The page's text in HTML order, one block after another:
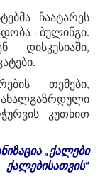
ჩაატარეს
- ბულინგი.
დისკუსიაში,
თემები,
კუთხით
„ქალები
ქალებისათვის“